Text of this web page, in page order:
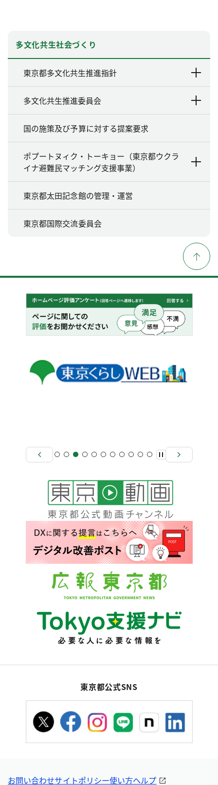
多文化共生社会づくり
東京都多文化共生推進指針
多文化共生推進委員会
国の施策及び予算に対する提案要求
ポプートヌィク・トーキョー（東京都ウクラ
イナ避難民マッチング支援事業）
東京都太田記念館の管理・運営
東京都国際交流委員会
東京都公式SNS
お問い合わせサイトポリシー使い方ヘルプ